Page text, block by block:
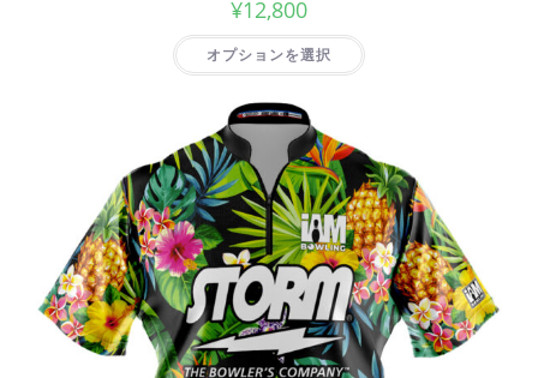
¥12,800
オプションを選択